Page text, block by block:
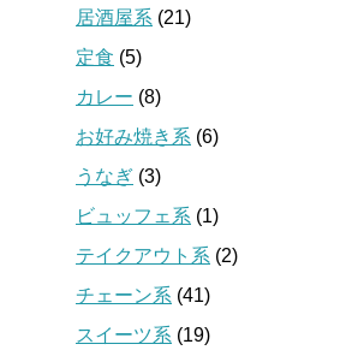
居酒屋系 (21)
定食 (5)
カレー (8)
お好み焼き系 (6)
うなぎ (3)
ビュッフェ系 (1)
テイクアウト系 (2)
チェーン系 (41)
スイーツ系 (19)